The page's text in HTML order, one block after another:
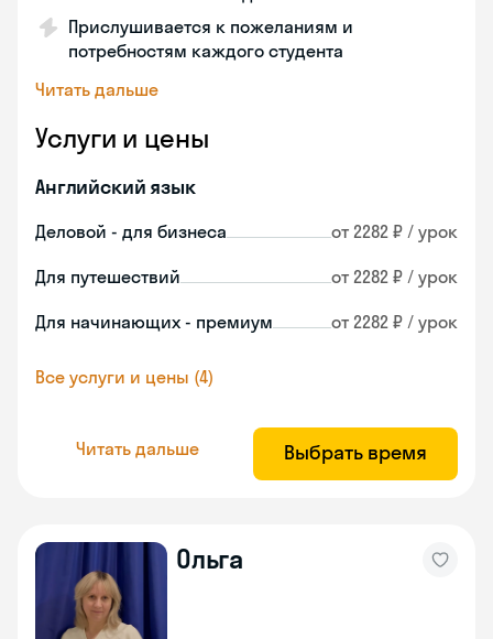
Прислушивается к пожеланиям и
потребностям каждого студента
Читать дальше
Услуги и цены
Английский язык
Деловой - для бизнеса от 2282 ₽ / урок
Для путешествий от 2282 ₽ / урок
Для начинающих - премиум от 2282 ₽ / урок
Все услуги и цены (4)
Читать дальше Выбрать время
Ольга